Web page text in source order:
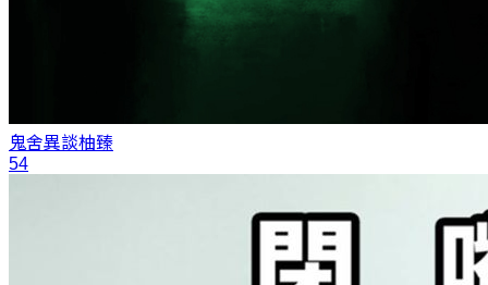
鬼舍異談柚臻
54